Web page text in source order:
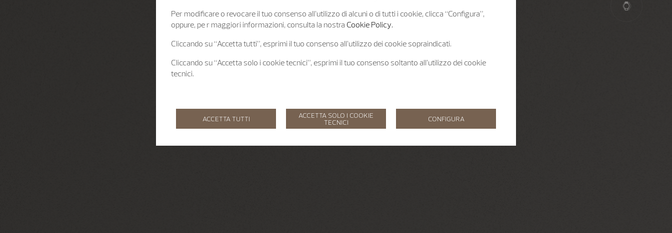
Per modificare o revocare il tuo consenso all’utilizzo di alcuni o di tutti i cookie, clicca “Configura”,
oppure, pe r maggiori informazioni, consulta la nostra Cookie Policy.
Cliccando su “Accetta tutti”, esprimi il tuo consenso all’utilizzo dei cookie sopraindicati.
Cliccando su “Accetta solo i cookie tecnici”, esprimi il tuo consenso soltanto all’utilizzo dei cookie
tecnici.
ACCETTA TUTTI ACCETTA SOLO I COOKIE
TECNICI CONFIGURA